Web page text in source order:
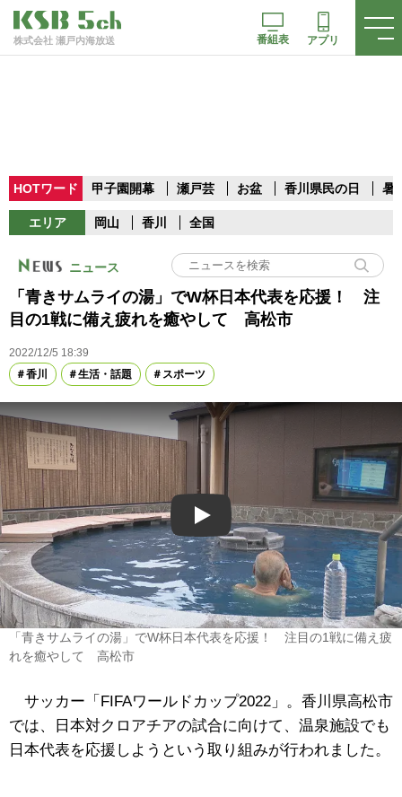
株式会社 瀬戸内海放送 番組表 アプリ
HOTワード 甲子園開幕 瀬戸芸 お盆 香川県民の日 暑
エリア 岡山 香川 全国
ニュース
「青きサムライの湯」でW杯日本代表を応援！ 注
目の1戦に備え疲れを癒やして 高松市
2022/12/5 18:39
香川
生活・話題 スポーツ
Play
「青きサムライの湯」でW杯日本代表を応援！ 注目の1戦に備え疲
れを癒やして 高松市
サッカー「FIFAワールドカップ2022」。香川県高松市
では、日本対クロアチアの試合に向けて、温泉施設でも
日本代表を応援しようという取り組みが行われました。